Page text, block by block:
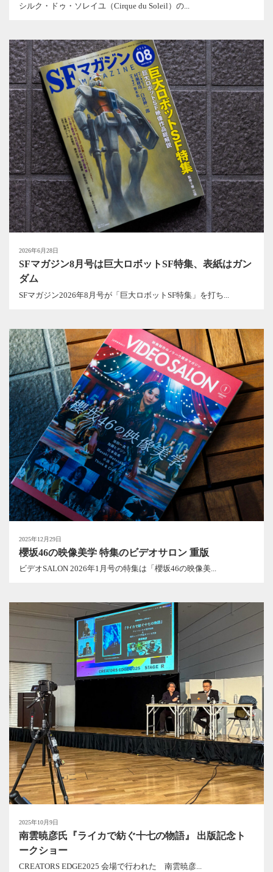
シルク・ドゥ・ソレイユ（Cirque du Soleil）の...
2026年6月28日
SFマガジン8月号は巨大ロボットSF特集、表紙はガン
ダム
SFマガジン2026年8月号が「巨大ロボットSF特集」を打ち...
2025年12月29日
櫻坂46の映像美学 特集のビデオサロン 重版
ビデオSALON 2026年1月号の特集は「櫻坂46の映像美...
2025年10月9日
南雲暁彦氏『ライカで紡ぐ十七の物語』 出版記念ト
ークショー
CREATORS EDGE2025 会場で行われた 南雲暁彦...